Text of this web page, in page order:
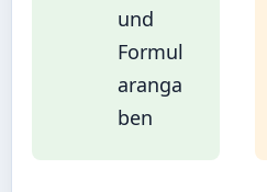
und
Formul
aranga
ben